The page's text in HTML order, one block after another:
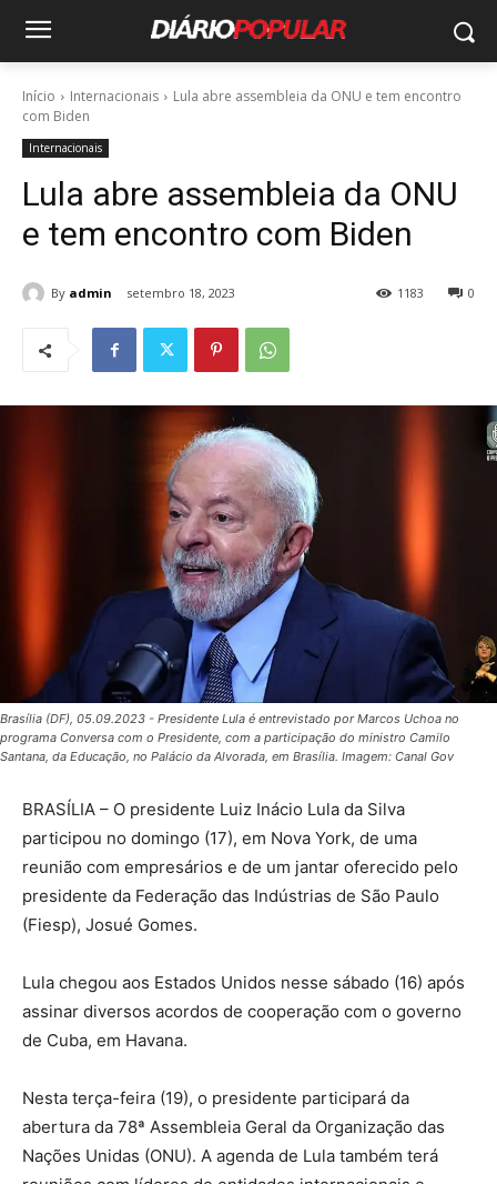
Início Internacionais
Lula abre assembleia da ONU e tem encontro
com Biden
Internacionais
Lula abre assembleia da ONU
e tem encontro com Biden
By admin setembro 18, 2023 0
1183
Brasília (DF), 05.09.2023 - Presidente Lula é entrevistado por Marcos Uchoa no
programa Conversa com o Presidente, com a participação do ministro Camilo
Santana, da Educação, no Palácio da Alvorada, em Brasília. Imagem: Canal Gov
BRASÍLIA – O presidente Luiz Inácio Lula da Silva
participou no domingo (17), em Nova York, de uma
reunião com empresários e de um jantar oferecido pelo
presidente da Federação das Indústrias de São Paulo
(Fiesp), Josué Gomes.
Lula chegou aos Estados Unidos nesse sábado (16) após
assinar diversos acordos de cooperação com o governo
de Cuba, em Havana.
Nesta terça-feira (19), o presidente participará da
abertura da 78ª Assembleia Geral da Organização das
Nações Unidas (ONU). A agenda de Lula também terá